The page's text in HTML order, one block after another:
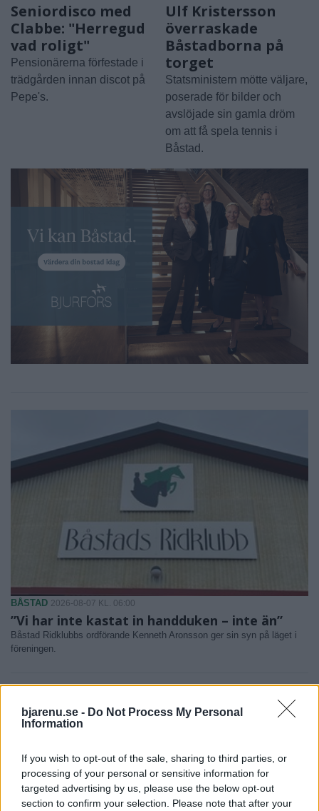
bjarenu.se - Do Not Process My Personal
Information
If you wish to opt-out of the sale, sharing to third parties, or
processing of your personal or sensitive information for
targeted advertising by us, please use the below opt-out
section to confirm your selection. Please note that after your
Seniordisco med
Clabbe: "Herregud
vad roligt"
Pensionärerna förfestade i
trädgården innan discot på
Pepe's.
Ulf Kristersson
överraskade
Båstadborna på
torget
Statsministern mötte väljare,
poserade för bilder och
avslöjade sin gamla dröm
om att få spela tennis i
Båstad.
BÅSTAD 2026-08-07 KL. 06:00
”Vi har inte kastat in handduken – inte än”
Båstad Ridklubbs ordförande Kenneth Aronsson ger sin syn på läget i
föreningen.